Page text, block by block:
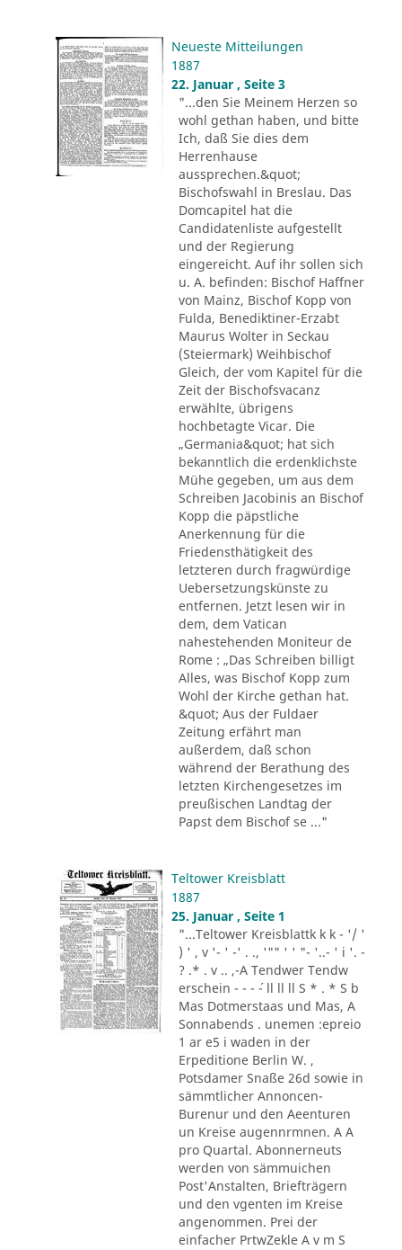
Neueste Mitteilungen
1887
22. Januar , Seite 3
"...den Sie Meinem Herzen so
wohl gethan haben, und bitte
Ich, daß Sie dies dem
Herrenhause
aussprechen.&quot;
Bischofswahl in Breslau. Das
Domcapitel hat die
Candidatenliste aufgestellt
und der Regierung
eingereicht. Auf ihr sollen sich
u. A. befinden: Bischof Haffner
von Mainz, Bischof Kopp von
Fulda, Benediktiner-Erzabt
Maurus Wolter in Seckau
(Steiermark) Weihbischof
Gleich, der vom Kapitel für die
Zeit der Bischofsvacanz
erwählte, übrigens
hochbetagte Vicar. Die
„Germania&quot; hat sich
bekanntlich die erdenklichste
Mühe gegeben, um aus dem
Schreiben Jacobinis an Bischof
Kopp die päpstliche
Anerkennung für die
Friedensthätigkeit des
letzteren durch fragwürdige
Uebersetzungskünste zu
entfernen. Jetzt lesen wir in
dem, dem Vatican
nahestehenden Moniteur de
Rome : „Das Schreiben billigt
Alles, was Bischof Kopp zum
Wohl der Kirche gethan hat.
&quot; Aus der Fuldaer
Zeitung erfährt man
außerdem, daß schon
während der Berathung des
letzten Kirchengesetzes im
preußischen Landtag der
Papst dem Bischof se ..."
Teltower Kreisblatt
1887
25. Januar , Seite 1
"...Teltower Kreisblattk k k - '/ '
) ' , v '- ' -' . ., '"" ' ' "- '..- ' i '. -
? .* . v .. ,-A Tendwer Tendw
erschein - - - ´- ll ll ll S * . * S b
Mas Dotmerstaas und Mas, A
Sonnabends . unemen :epreio
1 ar e5 i waden in der
Erpeditione Berlin W. ,
Potsdamer Snaße 26d sowie in
sämmtlicher Annoncen-
Burenur und den Aeenturen
un Kreise augennrmnen. A A
pro Quartal. Abonnerneuts
werden von sämmuichen
Post'Anstalten, Briefträgern
und den vgenten im Kreise
angenommen. Prei der
einfacher PrtwZekle A v m S